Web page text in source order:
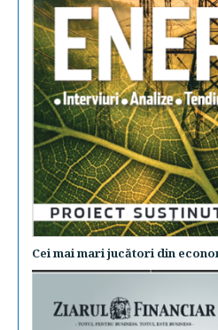
Cei mai mari jucători din